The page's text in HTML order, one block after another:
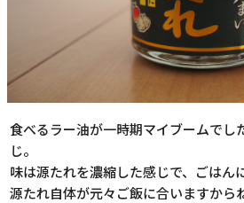
食べるラー油が一時期マイブームでし
じ。
味は源たれを濃縮した感じで、ごはん
源たれ自体が元々ご飯に合いますから